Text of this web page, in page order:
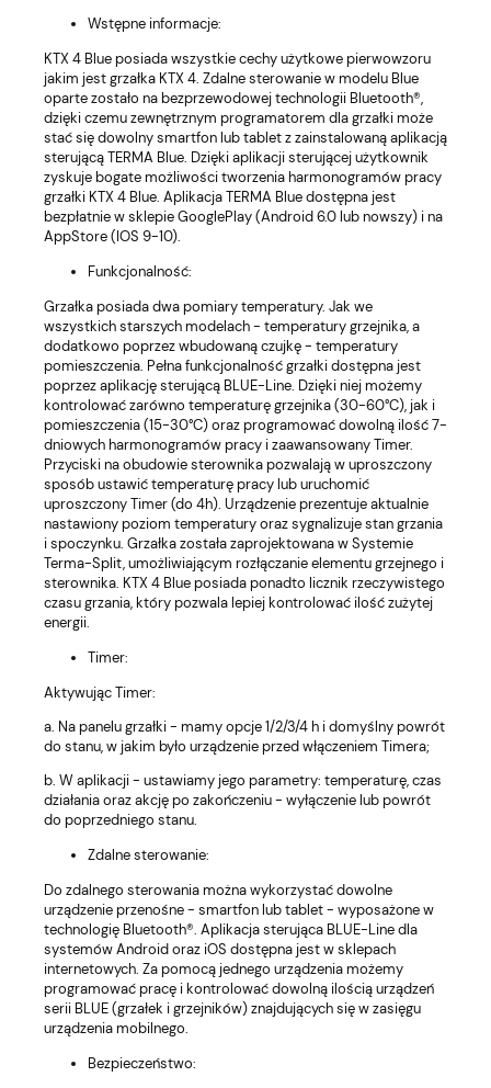
Wstępne informacje:
KTX 4 Blue posiada wszystkie cechy użytkowe pierwowzoru
jakim jest grzałka KTX 4. Zdalne sterowanie w modelu Blue
oparte zostało na bezprzewodowej technologii Bluetooth®,
dzięki czemu zewnętrznym programatorem dla grzałki może
stać się dowolny smartfon lub tablet z zainstalowaną aplikacją
sterującą TERMA Blue. Dzięki aplikacji sterującej użytkownik
zyskuje bogate możliwości tworzenia harmonogramów pracy
grzałki KTX 4 Blue. Aplikacja TERMA Blue dostępna jest
bezpłatnie w sklepie GooglePlay (Android 6.0 lub nowszy) i na
AppStore (IOS 9-10).
Funkcjonalność:
Grzałka posiada dwa pomiary temperatury. Jak we
wszystkich starszych modelach - temperatury grzejnika, a
dodatkowo poprzez wbudowaną czujkę - temperatury
pomieszczenia. Pełna funkcjonalność grzałki dostępna jest
poprzez aplikację sterującą BLUE-Line. Dzięki niej możemy
kontrolować zarówno temperaturę grzejnika (30-60°C), jak i
pomieszczenia (15-30°C) oraz programować dowolną ilość 7-
dniowych harmonogramów pracy i zaawansowany Timer.
Przyciski na obudowie sterownika pozwalają w uproszczony
sposób ustawić temperaturę pracy lub uruchomić
uproszczony Timer (do 4h). Urządzenie prezentuje aktualnie
nastawiony poziom temperatury oraz sygnalizuje stan grzania
i spoczynku. Grzałka została zaprojektowana w Systemie
Terma-Split, umożliwiającym rozłączanie elementu grzejnego i
sterownika. KTX 4 Blue posiada ponadto licznik rzeczywistego
czasu grzania, który pozwala lepiej kontrolować ilość zużytej
energii.
Timer:
Aktywując Timer:
a. Na panelu grzałki - mamy opcje 1/2/3/4 h i domyślny powrót
do stanu, w jakim było urządzenie przed włączeniem Timera;
b. W aplikacji - ustawiamy jego parametry: temperaturę, czas
działania oraz akcję po zakończeniu - wyłączenie lub powrót
do poprzedniego stanu.
Zdalne sterowanie:
Do zdalnego sterowania można wykorzystać dowolne
urządzenie przenośne - smartfon lub tablet - wyposażone w
technologię Bluetooth®. Aplikacja sterująca BLUE-Line dla
systemów Android oraz iOS dostępna jest w sklepach
internetowych. Za pomocą jednego urządzenia możemy
programować pracę i kontrolować dowolną ilością urządzeń
serii BLUE (grzałek i grzejników) znajdujących się w zasięgu
urządzenia mobilnego.
Bezpieczeństwo: